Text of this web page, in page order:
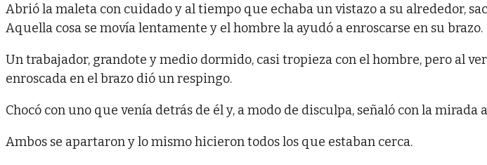
Abrió la maleta con cuidado y al tiempo que echaba un vistazo a su alrededor,
Aquella cosa se movía lentamente y el hombre la ayudó a enroscarse en su brazo.
Un trabajador, grandote y medio dormido, casi tropieza con el hombre, pero al
enroscada en el brazo dió un respingo.
Chocó con uno que venía detrás de él y, a modo de disculpa, señaló con la mirada
Ambos se apartaron y lo mismo hicieron todos los que estaban cerca.